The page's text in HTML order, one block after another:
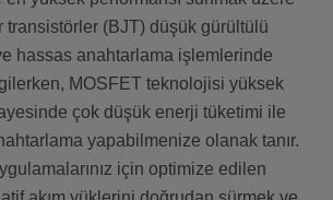
transistörler (BJT) düşük gürültülü
hassas anahtarlama işlemlerinde
MOSFET teknolojisi yüksek
çok düşük enerji tüketimi ile
yapabilmenize olanak tanır.
için optimize edilen